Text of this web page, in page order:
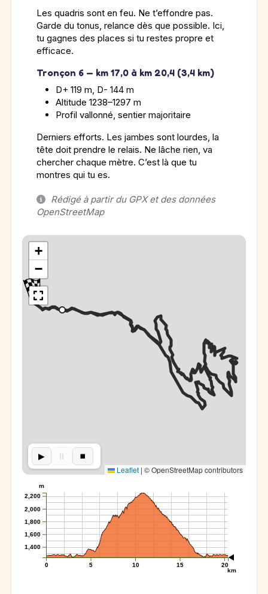
Les quadris sont en feu. Ne t’effondre pas.
Garde du tonus, relance dès que possible. Ici,
tu gagnes des places si tu restes propre et
efficace.
Tronçon 6 — km 17,0 à km 20,4 (3,4 km)
D+ 119 m, D- 144 m
Altitude 1238–1297 m
Profil vallonné, sentier majoritaire
Derniers efforts. Les jambes sont lourdes, la
tête doit prendre le relais. Ne lâche rien, va
chercher chaque mètre. C’est là que tu
montres qui tu es.
Rédigé à partir du GPX et des données
OpenStreetMap
+
−
▶︎ ⏸︎ ⏹︎
Leaflet | © OpenStreetMap contributors
0 5 10 15 20
km
1,400
1,600
1,800
2,000
2,200
m